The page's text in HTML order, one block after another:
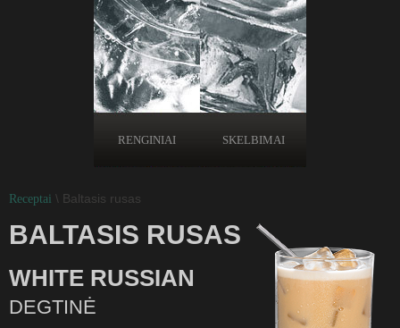
RENGINIAI SKELBIMAI
Receptai \ Baltasis rusas
BALTASIS RUSAS
WHITE RUSSIAN
DEGTINĖ